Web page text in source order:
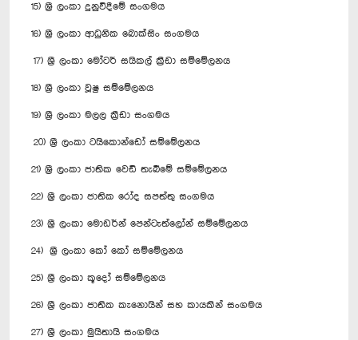
15) ශ්‍රී ලංකා දුනුවිදීමේ සංගමය
16) ශ්‍රී ලංකා ආධුනික බොක්සිං සංගමය
17) ශ්‍රී ලංකා මෝටර් සයිකල් ක්‍රීඩා සම්මේලනය
18) ශ්‍රී ලංකා වූෂු සම්මේලනය
19) ශ්‍රී ලංකා මලල ක්‍රීඩා සංගමය
20) ශ්‍රී ලංකා ටයිකොන්ඩෝ සම්මේලනය
21) ශ්‍රී ලංකා ජාතික වෙඩි තැබීමේ සම්මේලනය
22) ශ්‍රී ලංකා ජාතික රෝද සපත්තු සංගමය
23) ශ්‍රී ලංකා මොඩර්න් පෙන්ටැත්ලෝන් සම්මේලනය
24) ශ්‍රී ලංකා කෝ කෝ සම්මේලනය
25) ශ්‍රී ලංකා කූදෝ සම්මේලනය
26) ශ්‍රී ලංකා ජාතික කැනොයින් සහ කායකින් සංගමය
27) ශ්‍රී ලංකා මුයිතායි සංගමය